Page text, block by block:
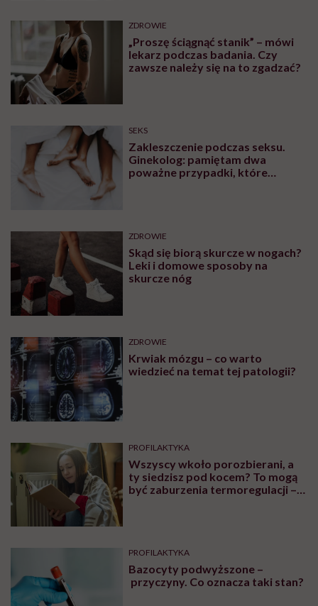
ZDROWIE
„Proszę ściągnąć stanik” – mówi
lekarz podczas badania. Czy
zawsze należy się na to zgadzać?
SEKS
Zakleszczenie podczas seksu.
Ginekolog: pamiętam dwa
poważne przypadki, które
ZDROWIE
Skąd się biorą skurcze w nogach?
Leki i domowe sposoby na
skurcze nóg
ZDROWIE
Krwiak mózgu – co warto
wiedzieć na temat tej patologii?
PROFILAKTYKA
Wszyscy wkoło porozbierani, a
ty siedzisz pod kocem? To mogą
być zaburzenia termoregulacji –
PROFILAKTYKA
Bazocyty podwyższone –
przyczyny. Co oznacza taki stan?